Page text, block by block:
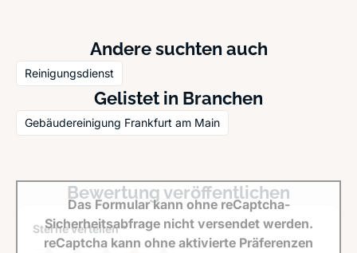
Andere suchten auch
Reinigungsdienst
Gelistet in Branchen
Gebäudereinigung Frankfurt am Main
Bewertung veröffentlichen
Sterne verteilen *
Das Formular kann ohne reCaptcha-
Sicherheitsabfrage nicht versendet werden.
reCaptcha kann ohne aktivierte Präferenzen